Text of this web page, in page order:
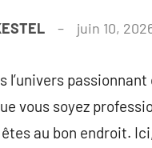
juin 10,
l’univers passionnant
vous soyez
êtes au bon endroit.